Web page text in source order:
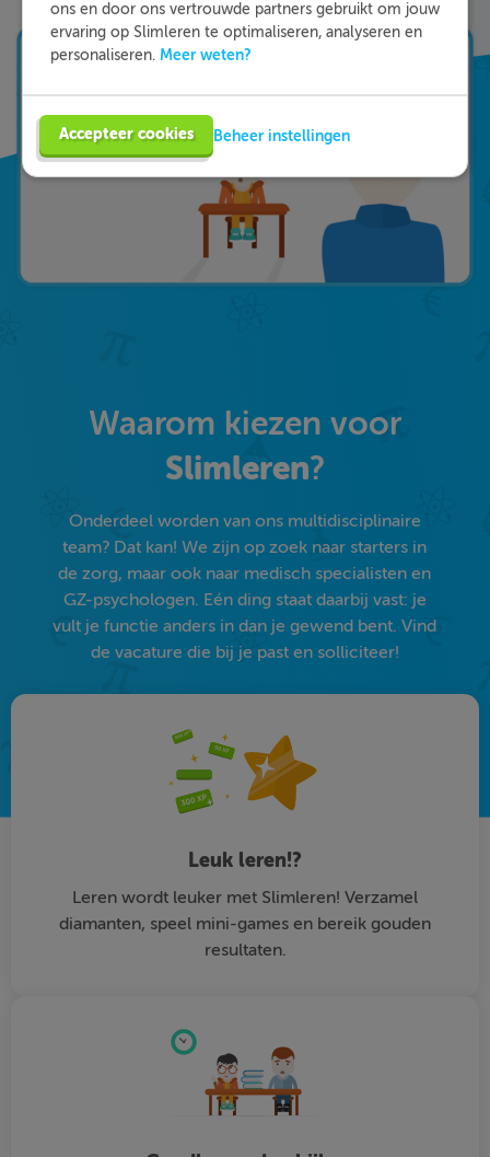
Waarom kiezen voor
Slimleren?
Onderdeel worden van ons multidisciplinaire
team? Dat kan! We zijn op zoek naar starters in
de zorg, maar ook naar medisch specialisten en
GZ-psychologen. Eén ding staat daarbij vast: je
vult je functie anders in dan je gewend bent. Vind
de vacature die bij je past en solliciteer!
Leuk leren!?
Leren wordt leuker met Slimleren! Verzamel
diamanten, speel mini-games en bereik gouden
resultaten.
ons en door ons vertrouwde partners gebruikt om jouw
ervaring op Slimleren te optimaliseren, analyseren en
personaliseren. Meer weten?
Accepteer cookies Beheer instellingen